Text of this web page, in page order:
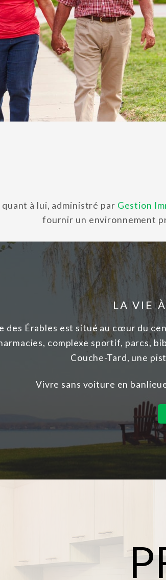
quant à lui, administré par Gestion
fournir un environnement
LA VIE
des Érables est situé au cœur du
complexe sportif, parcs,
Couche-Tard, une
Vivre sans voiture en